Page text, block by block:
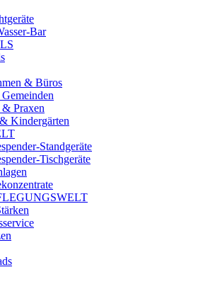
Bar
& Büros
Praxen
Kindergärten
Standgeräte
Tischgeräte